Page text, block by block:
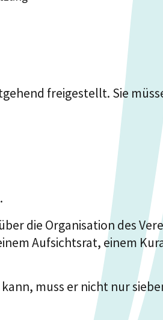
freigestellt. Sie
die Organisation des
Aufsichtsrat, einem
muss er nicht nur